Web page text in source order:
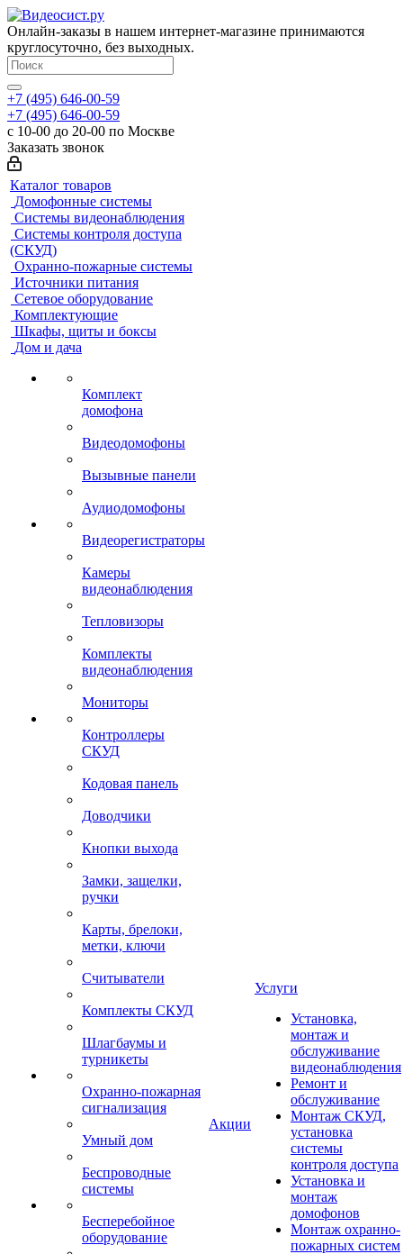
Онлайн-заказы в нашем интернет-магазине принимаются
круглосуточно, без выходных.
+7 (495) 646-00-59
+7 (495) 646-00-59
с 10-00 до 20-00 по Москве
Заказать звонок
Каталог товаров
Домофонные системы
Системы видеонаблюдения
Системы контроля доступа
(СКУД)
Охранно-пожарные системы
Источники питания
Сетевое оборудование
Комплектующие
Шкафы, щиты и боксы
Дом и дача
Комплект
домофона
Видеодомофоны
Вызывные панели
Аудиодомофоны
Видеорегистраторы
Камеры
видеонаблюдения
Тепловизоры
Комплекты
видеонаблюдения
Мониторы
Контроллеры
СКУД
Кодовая панель
Доводчики
Кнопки выхода
Замки, защелки,
ручки
Карты, брелоки,
метки, ключи
Считыватели
Комплекты СКУД
Шлагбаумы и
турникеты
Охранно-пожарная
сигнализация
Умный дом
Беспроводные
системы
Бесперебойное
оборудование
Акции
Услуги
Установка,
монтаж и
обслуживание
видеонаблюдения
Ремонт и
обслуживание
Монтаж СКУД,
установка
системы
контроля доступа
Установка и
монтаж
домофонов
Монтаж охранно-
пожарных систем